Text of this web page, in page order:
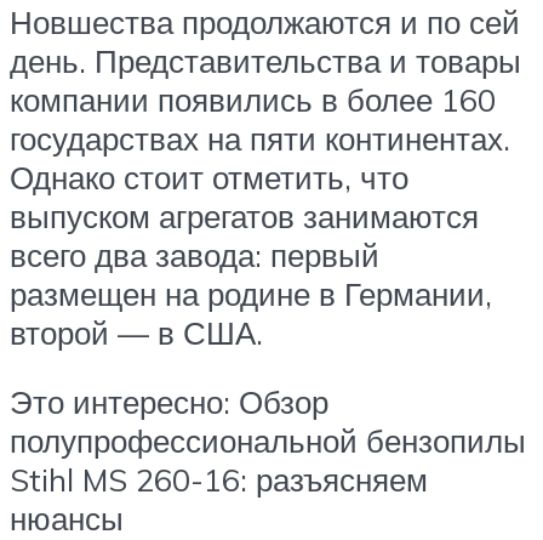
Новшества продолжаются и по сей
день. Представительства и товары
компании появились в более 160
государствах на пяти континентах.
Однако стоит отметить, что
выпуском агрегатов занимаются
всего два завода: первый
размещен на родине в Германии,
второй — в США.
Это интересно: Обзор
полупрофессиональной бензопилы
Stihl MS 260-16: разъясняем
нюансы